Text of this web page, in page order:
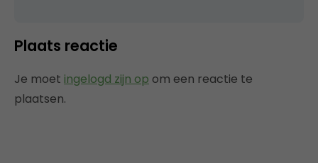
Plaats reactie
Je moet ingelogd zijn op om een reactie te
plaatsen.